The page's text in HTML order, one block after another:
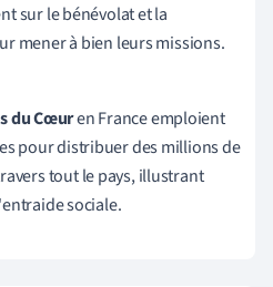
sur le bénévolat et la
mener à bien leurs missions.
du Cœuren France emploient
pour distribuer des millions de
tout le pays, illustrant
sociale.